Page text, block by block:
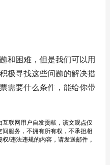
和困难，但是我们可以用
极寻找这些问题的解决措
需要什么条件，能给你带
联网用户自发贡献，该文观点仅
服务，不拥有所有权，不承担相
/违法违规的内容，请发送邮件，